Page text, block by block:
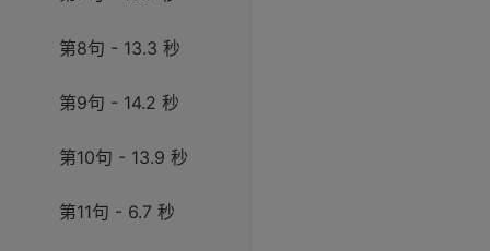
第8句 - 13.3 秒
第9句 - 14.2 秒
第10句 - 13.9 秒
第11句 - 6.7 秒